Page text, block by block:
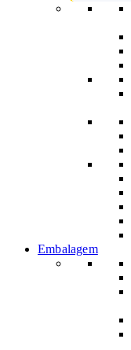
Embalagem